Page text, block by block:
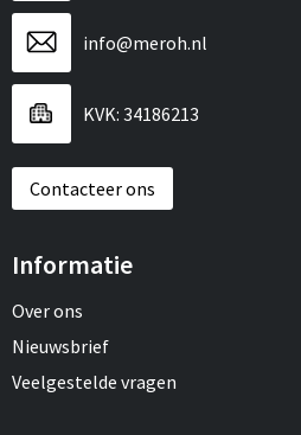
info@meroh.nl
KVK: 34186213
Contacteer ons
Informatie
Over ons
Nieuwsbrief
Veelgestelde vragen